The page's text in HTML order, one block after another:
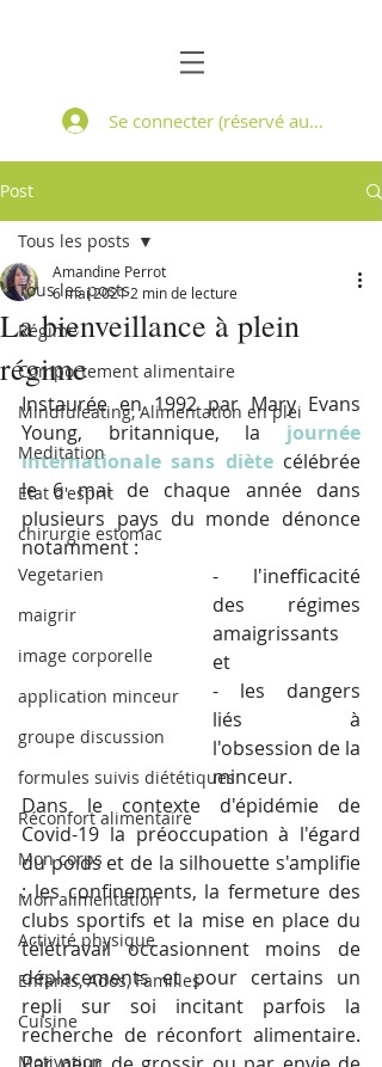
Se connecter (réservé aux
Post
Tous les posts
Régime
Comportement alimentaire
Mindfuleating, Alimentation en plei
Meditation
Etat d'esprit
chirurgie estomac
Vegetarien
maigrir
image corporelle
application minceur
groupe discussion
formules suivis diététiques
Réconfort alimentaire
Mon corps
Mon alimentation
Activité physique
Enfants, Ados, Familles
Cuisine
Motivation
Tous les posts
La bienveillance à plein
régime
Amandine Perrot
6 mai 2021 2 min de lecture
Instaurée en 1992 par Mary Evans
Young, britannique, la journée
internationale sans diète célébrée
le 6 mai de chaque année dans
plusieurs pays du monde dénonce
notamment :
- l'inefficacité
des régimes
amaigrissants
et
- les dangers
liés à
l'obsession de la
minceur.
Dans le contexte d'épidémie de
Covid-19 la préoccupation à l'égard
du poids et de la silhouette s'amplifie
: les confinements, la fermeture des
clubs sportifs et la mise en place du
télétravail occasionnent moins de
déplacements et pour certains un
repli sur soi incitant parfois la
recherche de réconfort alimentaire.